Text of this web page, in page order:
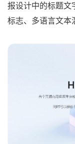
报设计中的标题文
标志、多语言文本